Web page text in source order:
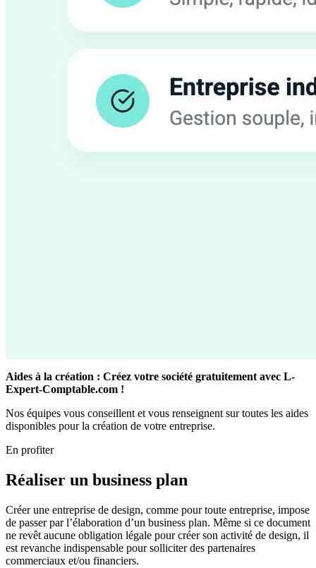
Aides à la création : Créez votre société gratuitement avec L-
Expert-Comptable.com !
Nos équipes vous conseillent et vous renseignent sur toutes les aides
disponibles pour la création de votre entreprise.
En profiter
Réaliser un business plan
Créer une entreprise de design, comme pour toute entreprise, impose
de passer par l’élaboration d’un business plan. Même si ce document
ne revêt aucune obligation légale pour créer son activité de design, il
est revanche indispensable pour solliciter des partenaires
commerciaux et/ou financiers.